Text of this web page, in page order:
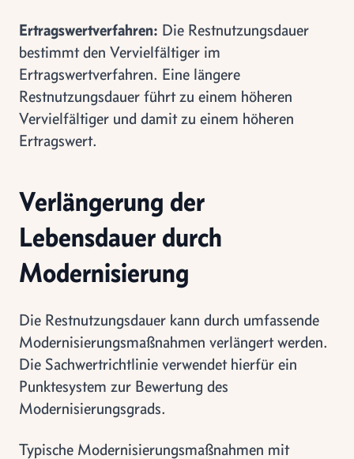
Ertragswertverfahren: Die Restnutzungsdauer
bestimmt den Vervielfältiger im
Ertragswertverfahren. Eine längere
Restnutzungsdauer führt zu einem höheren
Vervielfältiger und damit zu einem höheren
Ertragswert.
Verlängerung der
Lebensdauer durch
Modernisierung
Die Restnutzungsdauer kann durch umfassende
Modernisierungsmaßnahmen verlängert werden.
Die Sachwertrichtlinie verwendet hierfür ein
Punktesystem zur Bewertung des
Modernisierungsgrads.
Typische Modernisierungsmaßnahmen mit